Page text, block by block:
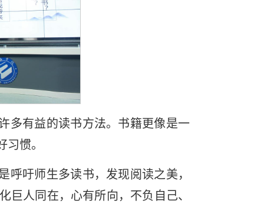
多有益的读书方法。书籍更像是一
惯。
吁师生多读书，发现阅读之美，
人同在，心有所向，不负自己、